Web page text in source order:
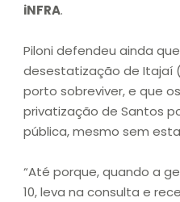
iNFRA.
Piloni defendeu ainda
desestatização de Itajaí
porto sobreviver, e que
privatização de Santos
pública, mesmo sem
“Até porque, quando a
10, leva na consulta e